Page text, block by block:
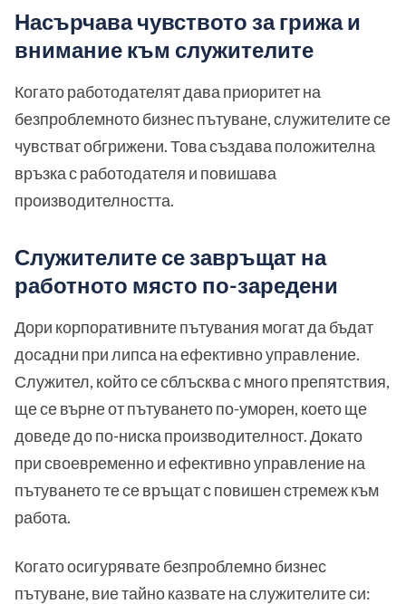
Насърчава чувството за грижа и
внимание към служителите
Когато работодателят дава приоритет на
безпроблемното бизнес пътуване, служителите се
чувстват обгрижени. Това създава положителна
връзка с работодателя и повишава
производителността.
Служителите се завръщат на
работното място по-заредени
Дори корпоративните пътувания могат да бъдат
досадни при липса на ефективно управление.
Служител, който се сблъсква с много препятствия,
ще се върне от пътуването по-уморен, което ще
доведе до по-ниска производителност. Докато
при своевременно и ефективно управление на
пътуването те се връщат с повишен стремеж към
работа.
Когато осигурявате безпроблемно бизнес
пътуване, вие тайно казвате на служителите си: